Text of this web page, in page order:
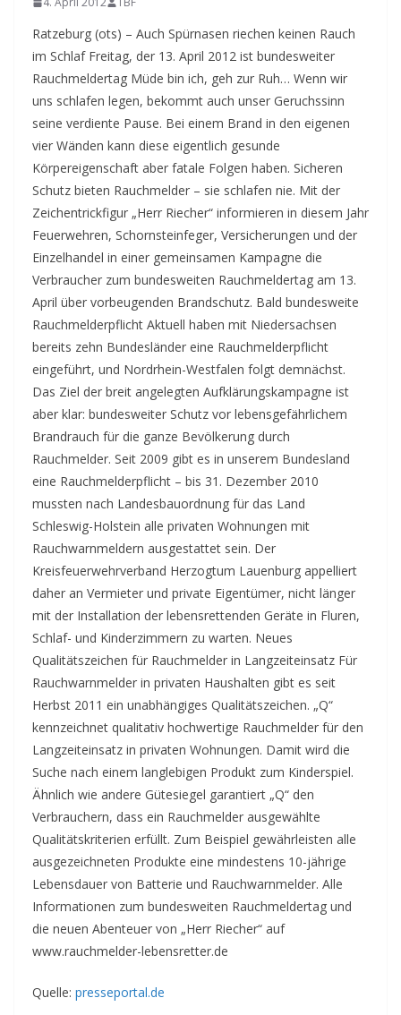
Ratzeburg (ots) – Auch Spürnasen riechen keinen Rauch
im Schlaf Freitag, der 13. April 2012 ist bundesweiter
Rauchmeldertag Müde bin ich, geh zur Ruh… Wenn wir
uns schlafen legen, bekommt auch unser Geruchssinn
seine verdiente Pause. Bei einem Brand in den eigenen
vier Wänden kann diese eigentlich gesunde
Körpereigenschaft aber fatale Folgen haben. Sicheren
Schutz bieten Rauchmelder – sie schlafen nie. Mit der
Zeichentrickfigur „Herr Riecher“ informieren in diesem Jahr
Feuerwehren, Schornsteinfeger, Versicherungen und der
Einzelhandel in einer gemeinsamen Kampagne die
Verbraucher zum bundesweiten Rauchmeldertag am 13.
April über vorbeugenden Brandschutz. Bald bundesweite
Rauchmelderpflicht Aktuell haben mit Niedersachsen
bereits zehn Bundesländer eine Rauchmelderpflicht
eingeführt, und Nordrhein-Westfalen folgt demnächst.
Das Ziel der breit angelegten Aufklärungskampagne ist
aber klar: bundesweiter Schutz vor lebensgefährlichem
Brandrauch für die ganze Bevölkerung durch
Rauchmelder. Seit 2009 gibt es in unserem Bundesland
eine Rauchmelderpflicht – bis 31. Dezember 2010
mussten nach Landesbauordnung für das Land
Schleswig-Holstein alle privaten Wohnungen mit
Rauchwarnmeldern ausgestattet sein. Der
Kreisfeuerwehrverband Herzogtum Lauenburg appelliert
daher an Vermieter und private Eigentümer, nicht länger
mit der Installation der lebensrettenden Geräte in Fluren,
Schlaf- und Kinderzimmern zu warten. Neues
Qualitätszeichen für Rauchmelder in Langzeiteinsatz Für
Rauchwarnmelder in privaten Haushalten gibt es seit
Herbst 2011 ein unabhängiges Qualitätszeichen. „Q“
kennzeichnet qualitativ hochwertige Rauchmelder für den
Langzeiteinsatz in privaten Wohnungen. Damit wird die
Suche nach einem langlebigen Produkt zum Kinderspiel.
Ähnlich wie andere Gütesiegel garantiert „Q“ den
Verbrauchern, dass ein Rauchmelder ausgewählte
Qualitätskriterien erfüllt. Zum Beispiel gewährleisten alle
ausgezeichneten Produkte eine mindestens 10-jährige
Lebensdauer von Batterie und Rauchwarnmelder. Alle
Informationen zum bundesweiten Rauchmeldertag und
die neuen Abenteuer von „Herr Riecher“ auf
www.rauchmelder-lebensretter.de
Quelle: presseportal.de